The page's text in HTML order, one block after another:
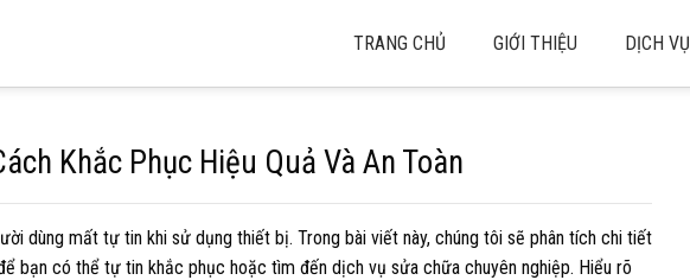
TRANG CHỦ GIỚI THIỆU DỊCH VỤ
Khắc Phục Hiệu Quả Và An Toàn
dùng mất tự tin khi sử dụng thiết bị. Trong bài viết này, chúng tôi sẽ phân tích chi tiết
bạn có thể tự tin khắc phục hoặc tìm đến dịch vụ sửa chữa chuyên nghiệp. Hiểu rõ